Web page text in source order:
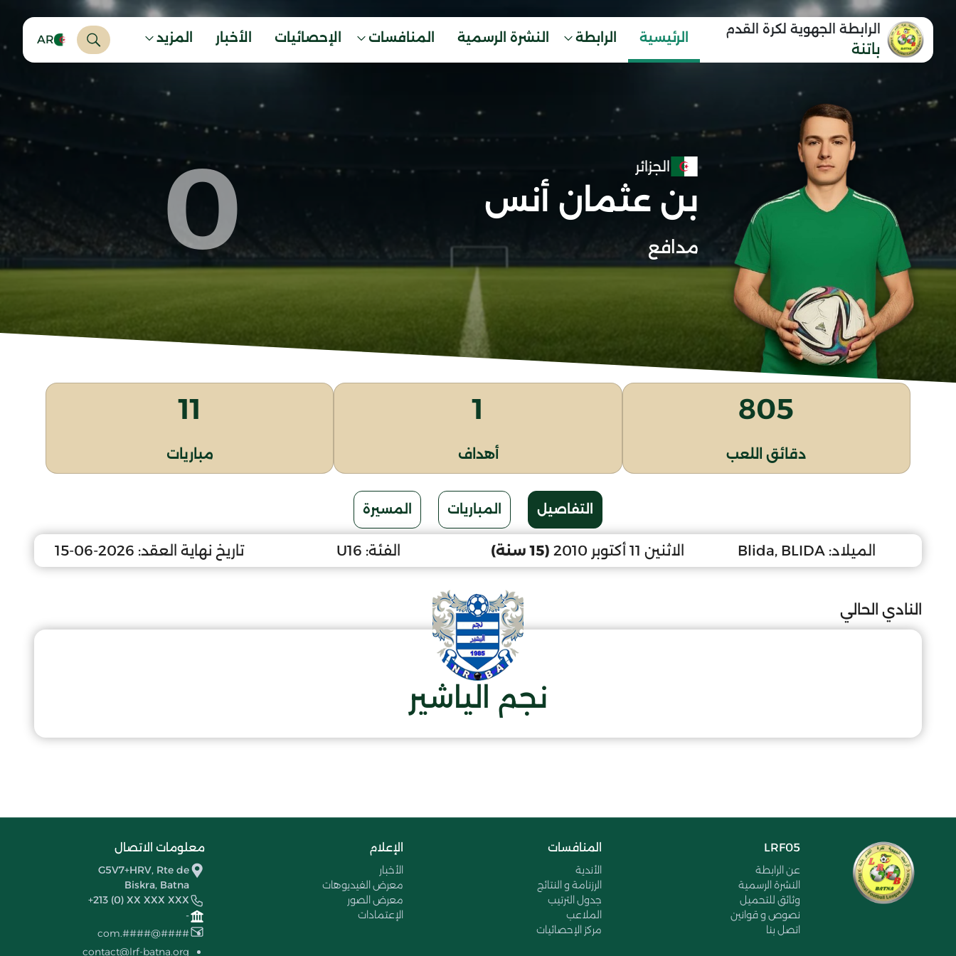
الرابطة الجهوية لكرة القدم
باتنة
الرئيسية الرابطة النشرة الرسمية المنافسات الإحصائيات الأخبار المزيد AR
الجزائر
بن عثمان أنس
مدافع 0
805
دقائق اللعب
1
أهداف
11
مباريات
التفاصيل المباريات المسيرة
الميلاد: Blida, BLIDA الاثنين 11 أكتوبر 2010 (15 سنة) الفئة: U16 تاريخ نهاية العقد: 2026-06-15
النادي الحالي
نجم الياشير
LRF05
عن الرابطة
النشرة الرسمية
وثائق للتحميل
نصوص و قوانين
اتصل بنا
المنافسات
الأندية
الرزنامة و النتائج
جدول الترتيب
الملاعب
مركز الإحصائيات
الإعلام
الأخبار
معرض الفيديوهات
معرض الصور
الإعتمادات
معلومات الاتصال
G5V7+HRV, Rte de
Biskra, Batna
+213 (0) XX XXX XXX
-
####@####.com
contact@lrf-batna.org